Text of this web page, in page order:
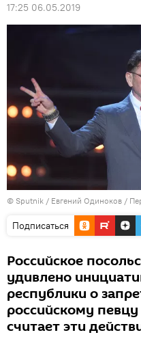
17:25 06.05.2019
© Sputnik / Евгений Одиноков /
Подписаться
Российское
удивлено
республики о
российскому
считает эти